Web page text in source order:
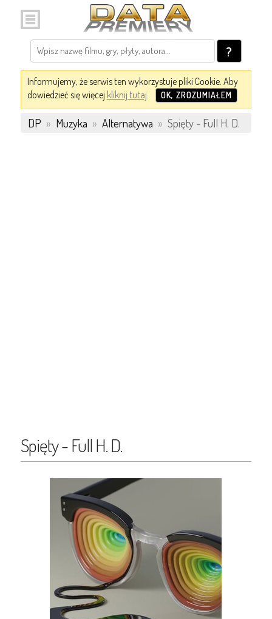
?
Informujemy, że serwis ten wykorzystuje pliki Cookie. Aby
dowiedzieć się więcej kliknij tutaj. OK, ZROZUMIAŁEM
DP » Muzyka » Alternatywa » Spięty - Full H. D.
Spięty - Full H. D.